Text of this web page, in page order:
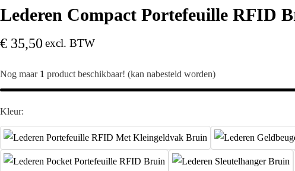
Lederen Compact Portefeuille RFID
€ 35,50 excl. BTW
Nog maar 1 product beschikbaar! (kan nabesteld worden)
Kleur: